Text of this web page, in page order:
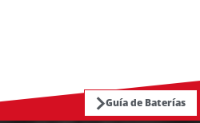
Guía de Baterías